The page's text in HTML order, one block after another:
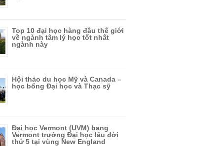
Top 10 đại học hàng đầu thế giới
về ngành tâm lý học tốt nhất
ngành này
Hội thảo du học Mỹ và Canada –
học bổng Đại học và Thạc sỹ
Đại học Vermont (UVM) bang
Vermont trường Đại học lâu đời
thứ 5 tại vùng New England